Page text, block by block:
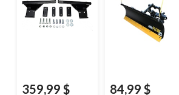
359,99 $ 84,99 $